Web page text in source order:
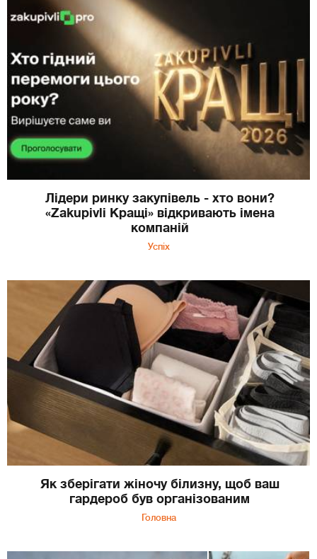
Лідери ринку закупівель - хто вони?
«Zakupivli Кращі» відкривають імена
компаній
Успіх
Як зберігати жіночу білизну, щоб ваш
гардероб був організованим
Головна